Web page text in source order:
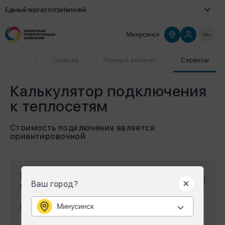
Единый портал потребителей
Минусинск
Главная Личный кабинет Сервисы
Калькулятор подключения
к теплосетям
Стоимость подключения является
ориентировочной
Калькулятор
подключений
Подключаемая нагрузка, Гкал/час
Ваш город?
Минусинск